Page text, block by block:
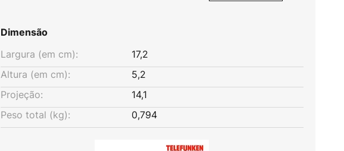
Dimensão
Largura (em cm):
17,2
Altura (em cm):
5,2
Projeção:
14,1
Peso total (kg):
0,794